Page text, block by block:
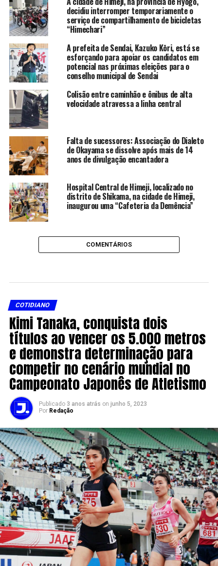
decidiu interromper temporariamente o
serviço de compartilhamento de bicicletas
“Himechari”
A prefeita de Sendai, Kazuko Kōri, está se
esforçando para apoiar os candidatos em
potencial nas próximas eleições para o
conselho municipal de Sendai
Colisão entre caminhão e ônibus de alta
velocidade atravessa a linha central
Falta de sucessores: Associação do Dialeto
de Okayama se dissolve após mais de 14
anos de divulgação encantadora
Hospital Central de Himeji, localizado no
distrito de Shikama, na cidade de Himeji,
inaugurou uma “Cafeteria da Demência”
COMENTÁRIOS
COTIDIANO
Kimi Tanaka, conquista dois
títulos ao vencer os 5.000 metros
e demonstra determinação para
competir no cenário mundial no
Campeonato Japonês de Atletismo
Publicado 3 anos atrás on junho 5, 2023
Por Redação